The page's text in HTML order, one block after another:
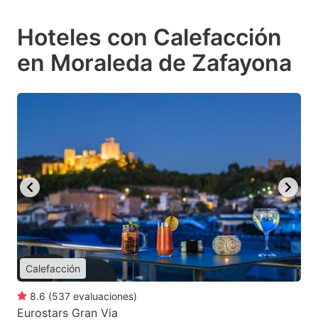
Hoteles con Calefacción
en Moraleda de Zafayona
Calefacción
8.6 (537 evaluaciones)
Eurostars Gran Via